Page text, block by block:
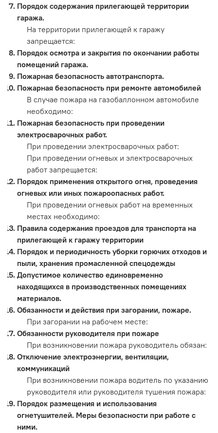
Порядок содержания прилегающей территории
гаража.
На территории прилегающей к гаражу
запрещается:
Порядок осмотра и закрытия по окончании работы
помещений гаража.
Пожарная безопасность автотранспорта.
Пожарная безопасность при ремонте автомобилей
В случае пожара на газобаллонном автомобиле
необходимо:
Пожарная безопасность при проведении
электросварочных работ.
При проведении электросварочных работ:
При проведении огневых и электросварочных
работ запрещается:
Порядок применения открытого огня, проведения
огневых или иных пожароопасных работ.
При проведении огневых работ на временных
местах необходимо:
Правила содержания проездов для транспорта на
прилегающей к гаражу территории
Порядок и периодичность уборки горючих отходов и
пыли, хранения промасленной спецодежды
Допустимое количество единовременно
находящихся в производственных помещениях
материалов.
Обязанности и действия при загорании, пожаре.
При загорании на рабочем месте:
Обязанности руководителя при пожаре
При возникновении пожара руководитель обязан:
Отключение электроэнергии, вентиляции,
коммуникаций
При возникновении пожара водитель по указанию
руководителя или руководителя тушения пожара:
Порядок размещения и использования
огнетушителей. Меры безопасности при работе с
ними.